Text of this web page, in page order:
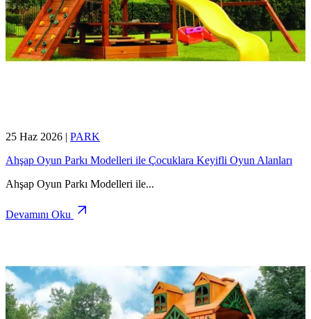
25 Haz 2026 | PARK
Ahşap Oyun Parkı Modelleri ile Çocuklara Keyifli Oyun Alanları
Ahşap Oyun Parkı Modelleri ile...
Devamını Oku